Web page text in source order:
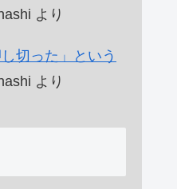
より
切った」という
より